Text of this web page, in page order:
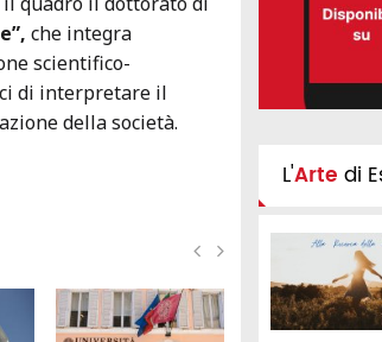
che integra
scientifico-
di interpretare il
della società.
L'Arte di